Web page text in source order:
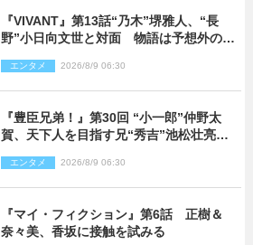
『VIVANT』第13話“乃木”堺雅人、“長
野”小日向文世と対面 物語は予想外の展
エンタメ 2026/8/9 06:30
『豊臣兄弟！』第30回 “小一郎”仲野太
賀、天下人を目指す兄“秀吉”池松壮亮
エンタメ 2026/8/9 06:30
『マイ・フィクション』第6話 正樹＆
奈々美、香坂に接触を試みる